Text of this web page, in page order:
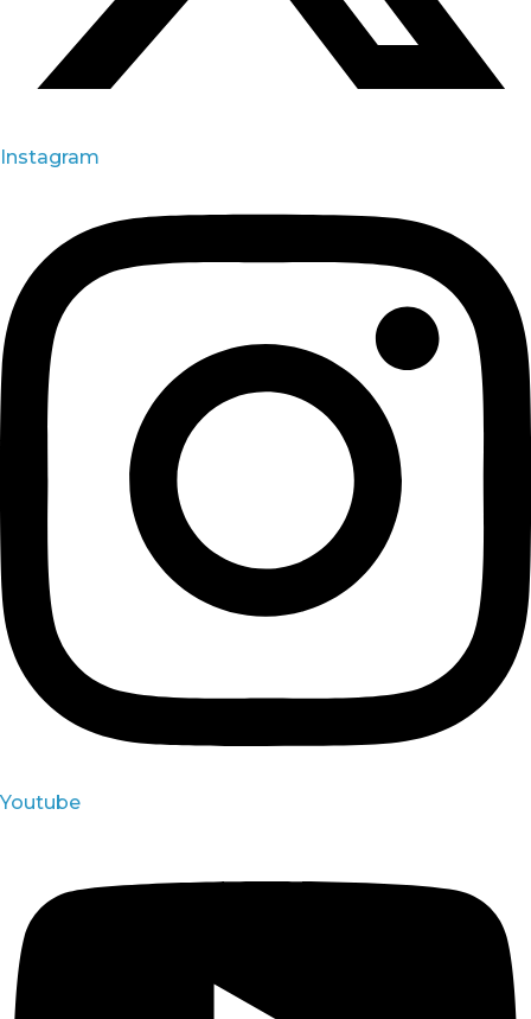
Instagram
Youtube